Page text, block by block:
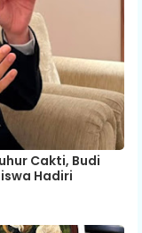
Cakti, Budi
Hadiri